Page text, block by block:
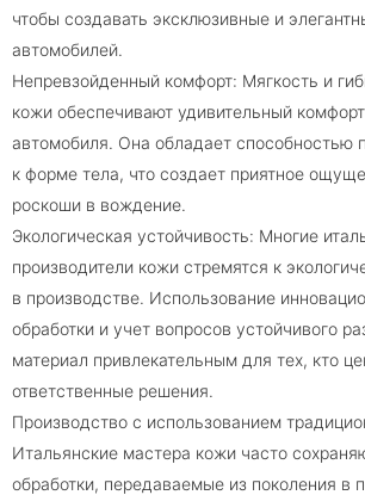
чтобы создавать эксклюзивные и
автомобилей.
Непревзойденный комфорт: Мягкость и
кожи обеспечивают удивительный
автомобиля. Она обладает способностью
к форме тела, что создает приятное
роскоши в вождение.
Экологическая устойчивость: Многие
производители кожи стремятся к
в производстве. Использование
обработки и учет вопросов устойчивого
материал привлекательным для тех, кто
ответственные решения.
Производство с использованием
Итальянские мастера кожи часто
обработки, передаваемые из поколения в